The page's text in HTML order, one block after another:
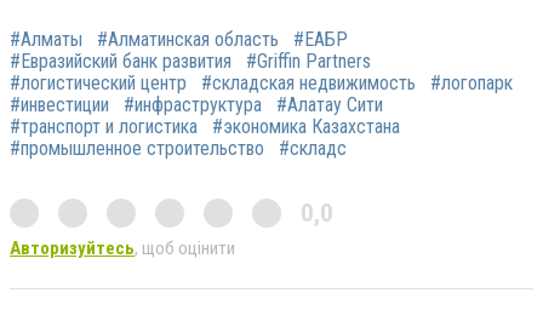
#Алматы #Алматинская область
#ЕАБР
#Евразийский банк развития
#Griffin Partners
#логистический центр
#складская недвижимость
#логопарк
#инвестиции
#инфраструктура
#Алатау Сити
#транспорт и логистика
#экономика Казахстана
#промышленное строительство
#складс
0,0
Авторизуйтесь, щоб оцінити